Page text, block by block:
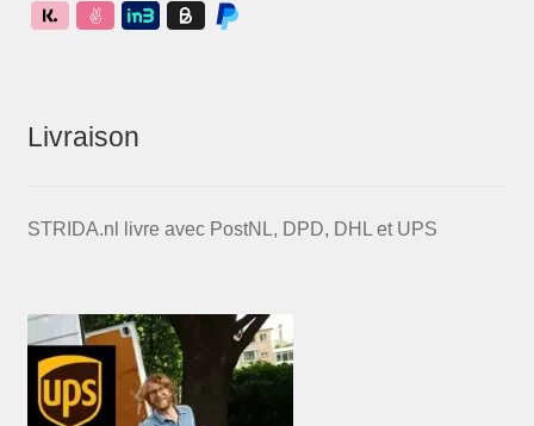
Livraison
STRIDA.nl livre avec PostNL, DPD, DHL et UPS